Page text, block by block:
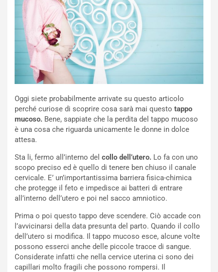
Oggi siete probabilmente arrivate su questo articolo
perché curiose di scoprire cosa sarà mai questo tappo
mucoso. Bene, sappiate che la perdita del tappo mucoso
è una cosa che riguarda unicamente le donne in dolce
attesa.
Sta li, fermo all’interno del collo dell’utero. Lo fa con uno
scopo preciso ed è quello di tenere ben chiuso il canale
cervicale. E’ un’importantissima barriera fisica-chimica
che protegge il feto e impedisce ai batteri di entrare
all’interno dell’utero e poi nel sacco amniotico.
Prima o poi questo tappo deve scendere. Ciò accade con
l’avvicinarsi della data presunta del parto. Quando il collo
dell’utero si modifica. Il tappo mucoso esce, alcune volte
possono esserci anche delle piccole tracce di sangue.
Considerate infatti che nella cervice uterina ci sono dei
capillari molto fragili che possono rompersi. Il